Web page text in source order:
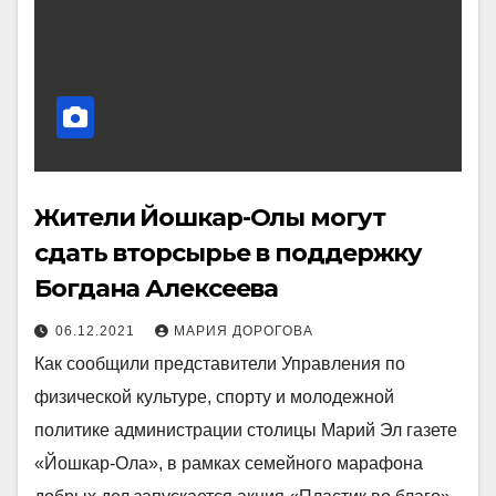
Жители Йошкар-Олы могут
сдать вторсырье в поддержку
Богдана Алексеева
06.12.2021 МАРИЯ ДОРОГОВА
Как сообщили представители Управления по
физической культуре, спорту и молодежной
политике администрации столицы Марий Эл газете
«Йошкар-Ола», в рамках семейного марафона